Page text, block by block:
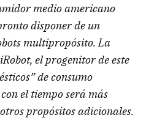
medio americano
disponer de un
multipropósito. La
el progenitor de este
de consumo
el tiempo será más
propósitos adicionales.